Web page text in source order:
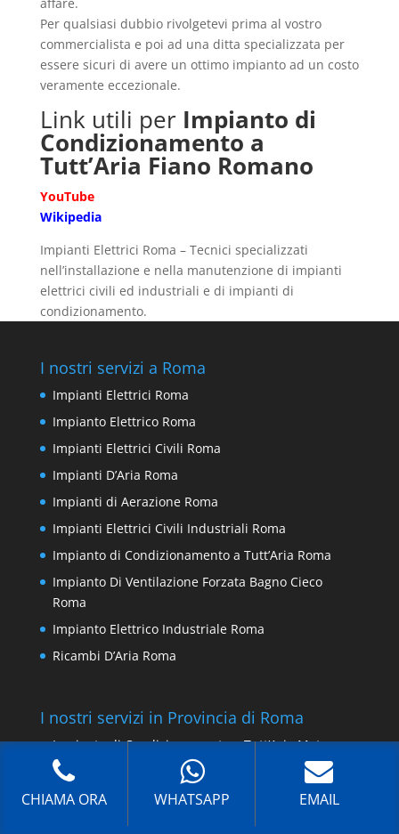
affare.
Per qualsiasi dubbio rivolgetevi prima al vostro
commercialista e poi ad una ditta specializzata per
essere sicuri di avere un ottimo impianto ad un costo
veramente eccezionale.
Link utili per Impianto di
Condizionamento a
Tutt’Aria Fiano Romano
YouTube
Wikipedia
Impianti Elettrici Roma – Tecnici specializzati
nell’installazione e nella manutenzione di impianti
elettrici civili ed industriali e di impianti di
condizionamento.
I nostri servizi a Roma
Impianti Elettrici Roma
Impianto Elettrico Roma
Impianti Elettrici Civili Roma
Impianti D’Aria Roma
Impianti di Aerazione Roma
Impianti Elettrici Civili Industriali Roma
Impianto di Condizionamento a Tutt’Aria Roma
Impianto Di Ventilazione Forzata Bagno Cieco
Roma
Impianto Elettrico Industriale Roma
Ricambi D’Aria Roma
I nostri servizi in Provincia di Roma
Impianto di Condizionamento a Tutt’Aria Metro
Piramide
Impianti Elettrici Civili Industriali Guidonia
CHIAMA ORA WHATSAPP EMAIL